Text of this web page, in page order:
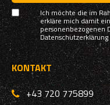
Ich möchte die im
erkläre mich damit
personenbezogenen
KONTAKT
+43 720 775899